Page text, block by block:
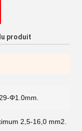
produit
Φ1.0mm.
2,5-16,0 mm2.